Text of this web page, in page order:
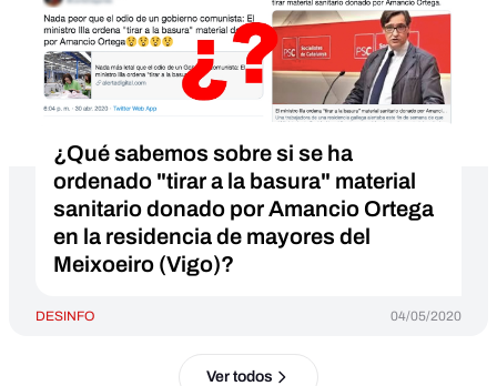
¿Qué sabemos sobre si se ha
ordenado "tirar a la basura" material
sanitario donado por Amancio Ortega
en la residencia de mayores del
Meixoeiro (Vigo)?
DESINFO 04/05/2020
Ver todos